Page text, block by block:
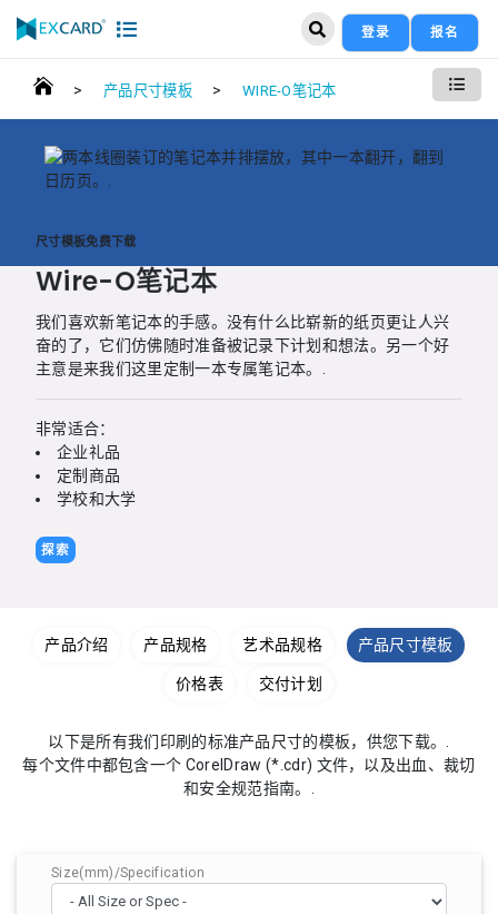
登录 报名
> 产品尺寸模板 > WIRE-O笔记本
尺寸模板免费下载
Wire-O笔记本
我们喜欢新笔记本的手感。没有什么比崭新的纸页更让人兴
奋的了，它们仿佛随时准备被记录下计划和想法。另一个好
主意是来我们这里定制一本专属笔记本。.
非常适合：
企业礼品
定制商品
学校和大学
探索
产品介绍 产品规格 艺术品规格 产品尺寸模板
价格表 交付计划
以下是所有我们印刷的标准产品尺寸的模板，供您下载。.
每个文件中都包含一个 CorelDraw (*.cdr) 文件，以及出血、裁切
和安全规范指南。.
Size(mm)/Specification